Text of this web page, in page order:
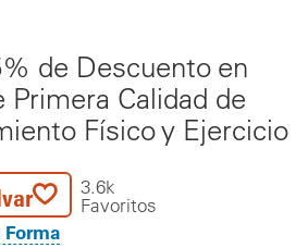
de Descuento en
Primera Calidad de
Físico y Ejercicio
3.6k
Favoritos
Forma